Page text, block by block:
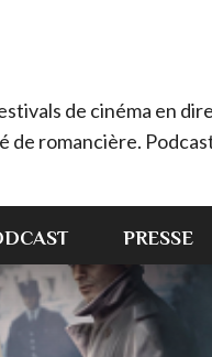
de cinéma en
de romancière.
PRESSE